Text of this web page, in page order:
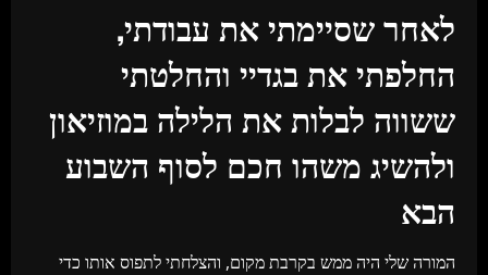
לאחר שסיימתי את עבודתי,
החלפתי את בגדיי והחלטתי
ששווה לבלות את הלילה במוזיאון
ולהשיג משהו חכם לסוף השבוע
הבא
המורה שלי היה ממש בקרבת מקום, והצלחתי לתפוס אותו כדי